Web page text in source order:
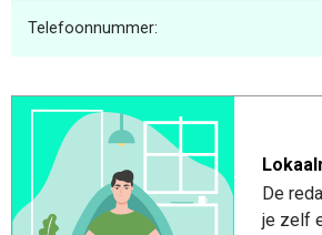
Telefoonnummer:
De
je zelf